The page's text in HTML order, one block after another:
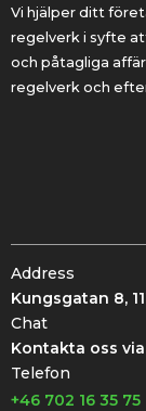
Vi hjälper ditt
regelverk i syfte
och påtagliga
regelverk och
Address
Kungsgatan 8,
Chat
Kontakta oss
Telefon
+46 702 16 35 75